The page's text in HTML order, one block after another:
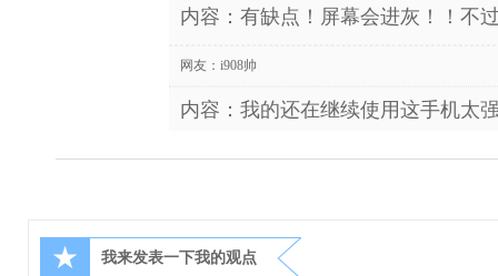
内容：有缺点！屏幕会进灰！！不
网友： i908帅
内容：我的还在继续使用这手机太
★ 我来发表一下我的观点